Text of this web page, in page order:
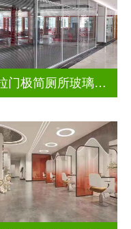
推拉门极简厕所玻璃移门隔断墙